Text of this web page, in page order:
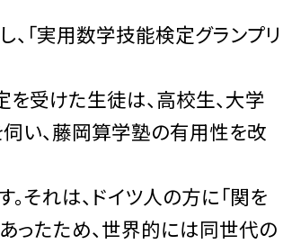
「実用数学技能検定グランプリ
受けた生徒は、高校生、大学
い、藤岡算学塾の有用性を改
それは、ドイツ人の方に「関を
ったため、世界的には同世代の